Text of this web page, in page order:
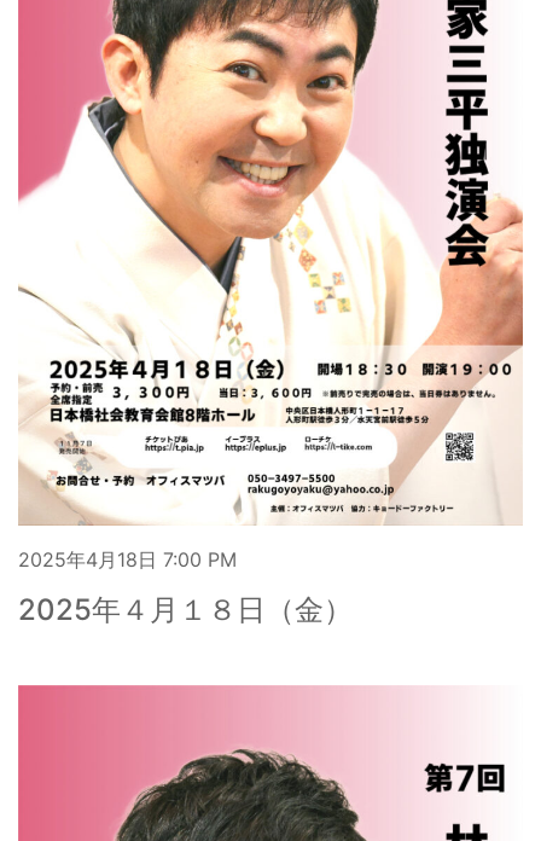
2025年4月18日 7:00 PM
2025年４月１８日（金）